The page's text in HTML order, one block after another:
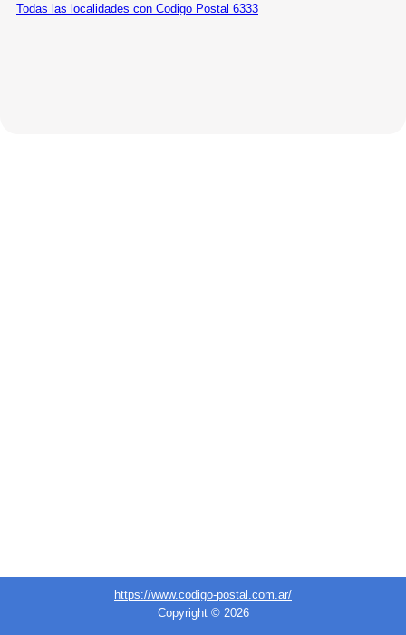
Todas las localidades con Codigo Postal 6333
https://www.codigo-postal.com.ar/
Copyright © 2026